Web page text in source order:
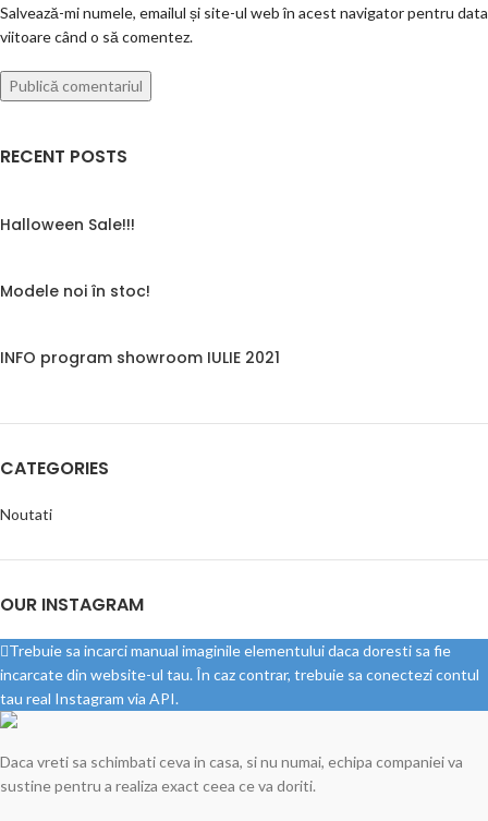
Salvează-mi numele, emailul și site-ul web în acest navigator pentru data
viitoare când o să comentez.
RECENT POSTS
Halloween Sale!!!
Modele noi în stoc!
INFO program showroom IULIE 2021
CATEGORIES
Noutati
OUR INSTAGRAM
Trebuie sa incarci manual imaginile elementului daca doresti sa fie
incarcate din website-ul tau. În caz contrar, trebuie sa conectezi contul
tau real Instagram via API.
Daca vreti sa schimbati ceva in casa, si nu numai, echipa companiei va
sustine pentru a realiza exact ceea ce va doriti.